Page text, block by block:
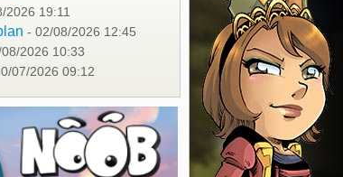
2026 19:11
- 02/08/2026 12:45
2026 10:33
07/2026 09:12